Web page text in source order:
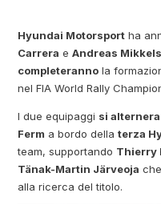
Hyundai Motorsport ha
Carrera eAndreas
completeranno la
nel FIA World Rally
I due equipaggi si
Ferm a bordo dellaterza
team, supportando Thierry
Tänak-Martin Järveoja
alla ricerca del titolo.